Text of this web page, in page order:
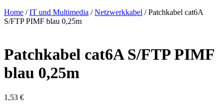
Home /IT und Multimedia /Netzwerkkabel / Patchkabel cat6A
S/FTP PIMF blau 0,25m
Patchkabel cat6A S/FTP PIMF
blau 0,25m
1,53 €